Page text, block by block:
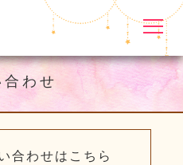
わせ
合わせはこちら